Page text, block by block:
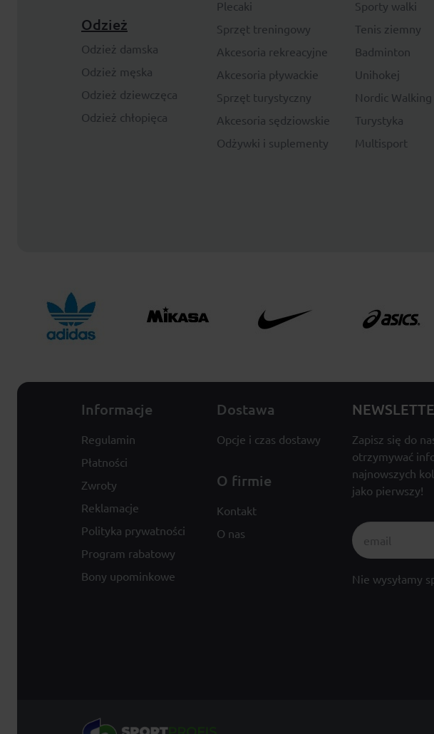
Odzież
Odzież damska
Odzież męska
Odzież dziewczęca
Odzież chłopięca
Plecaki
Sprzęt treningowy
Akcesoria rekreacyjne
Akcesoria pływackie
Sprzęt turystyczny
Akcesoria sędziowskie
Odżywki i suplementy
Sporty walki
Tenis ziemny
Badminton
Unihokej
Nordic Walking
Turystyka
Multisport
Informacje
Regulamin
Płatności
Zwroty
Reklamacje
Polityka prywatności
Program rabatowy
Bony upominkowe
Dostawa
Opcje i czas dostawy
O firmie
Kontakt
O nas
Zapisz się do
otrzymywać
najnowszych
jako pierwszy!
Nie wysyłamy